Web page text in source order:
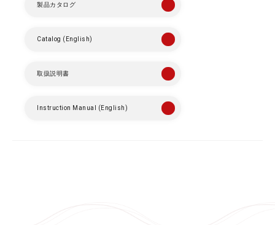
製品カタログ
Catalog (English)
取扱説明書
Instruction Manual (English)